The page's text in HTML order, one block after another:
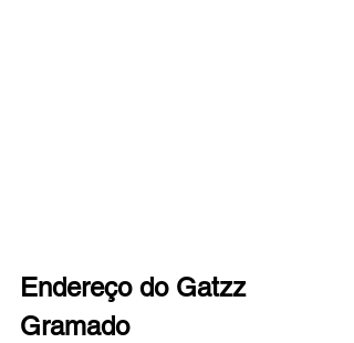
Endereço do Gatzz
Gramado